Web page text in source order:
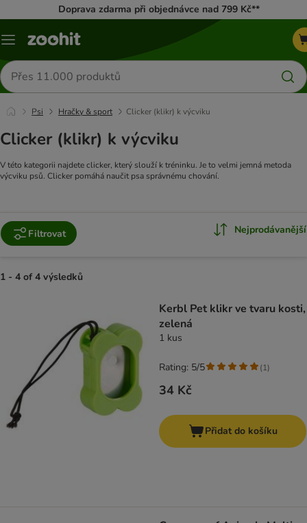
Doprava zdarma při objednávce nad 799 Kč**
Menu
Hledat
produkty
Psi Hračky & sport Clicker (klikr) k výcviku
Clicker (klikr) k výcviku
V této kategorii najdete clicker, který slouží k tréninku. Je to velmi jemná metoda
výcviku psů. Clicker pomáhá naučit psa správnému chování.
Filtrovat Nejprodávanější
1 - 4 of 4 výsledků
Kerbl Pet klikr ve tvaru kosti,
zelená
1 kus
34 Kč
Rating: 5/5 (1)
Přidat do košíku